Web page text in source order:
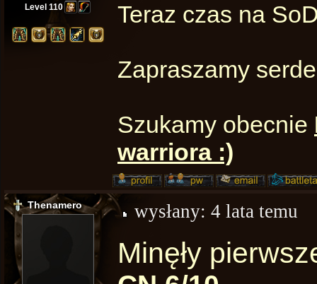
Level 110
Teraz czas na
Zapraszamy
Szukamy obecnie
warriora :)
Thenamero wysłany: 4 lata temu
Minęły